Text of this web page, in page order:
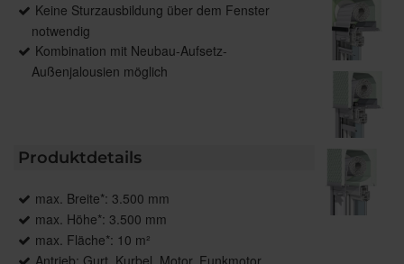
Keine Sturzausbildung über dem Fenster
notwendig
Kombination mit Neubau-Aufsetz-
Außenjalousien möglich
Produktdetails
max. Breite*: 3.500 mm
max. Höhe*: 3.500 mm
max. Fläche*: 10 m²